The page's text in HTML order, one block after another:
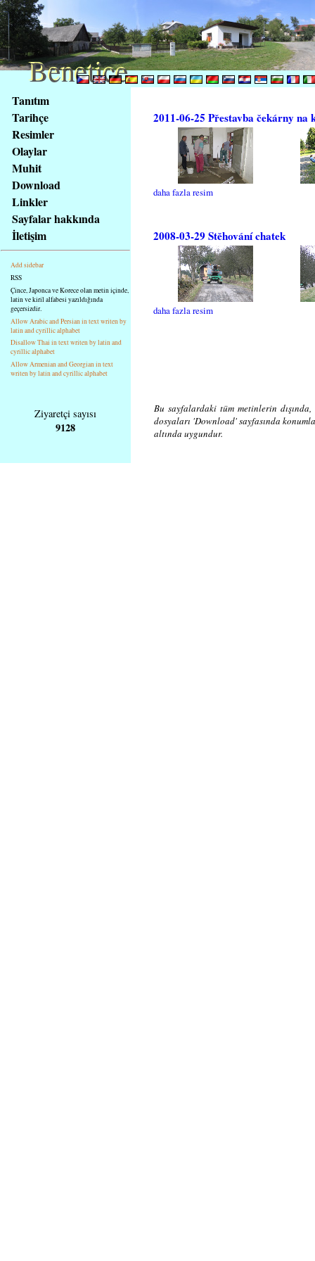
obsah
stránky
Klávesové
zkratky
tomto
webu
základní
Hlavní
strana
Tanıtım
Tarihçe
Resimler
Olaylar
Muhit
Download
Linkler
Sayfalar hakkında
İletişim
Add sidebar
RSS
Çince, Japonca ve Korece olan metin içinde,
latin ve kiril alfabesi yazıldığında
geçersizdir.
Allow Arabic and Persian in text writen by
latin and cyrillic alphabet
Disallow Thai in text writen by latin and
cyrillic alphabet
Allow Armenian and Georgian in text
writen by latin and cyrillic alphabet
2011-06-25 Přestavba čekárny
daha fazla resim
2008-03-29 Stěhování chatek
daha fazla resim
Ziyaretçi sayısı
9128
Bu sayfalardaki tüm metinlerin
dosyaları 'Download' sayfasında
altında uygundur.
Benetice
Benetice